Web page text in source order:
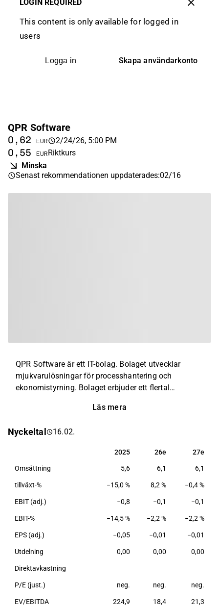
LOGIN REQUIRED
This content is only available for logged in
users
Logga in Skapa användarkonto
QPR Software
0,62 EUR 2/24/26, 5:00 PM
0,55 EURRiktkurs
Minska
Senast rekommendationen uppdaterades:02/16
QPR Software är ett IT-bolag. Bolaget utvecklar
mjukvarulösningar för processhantering och
ekonomistyrning. Bolaget erbjuder ett flertal
analysera och visualisera produktflöden. Utöver
riskhantering samt övriga Business Intelligence (BI)
Läs mera
Nyckeltal 16.02.
2025 26e 27e
2025 26e 27e
Omsättning 5,6 6,1 6,1
tillväxt-% −15,0 % 8,2 % −0,4 %
EBIT (adj.) −0,8 −0,1 −0,1
EBIT-% −14,5 % −2,2 % −2,2 %
EPS (adj.) −0,05 −0,01 −0,01
Utdelning 0,00 0,00 0,00
Direktavkastning
P/E (just.) neg. neg. neg.
EV/EBITDA 224,9 18,4 21,3